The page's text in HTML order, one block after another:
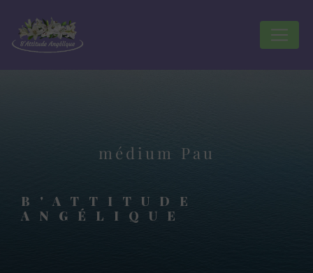
médium Pau
B'ATTITUDE
ANGÉLIQUE